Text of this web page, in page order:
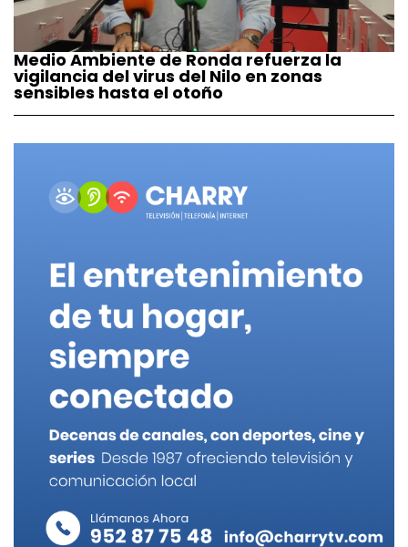
Medio Ambiente de Ronda refuerza la
vigilancia del virus del Nilo en zonas
sensibles hasta el otoño